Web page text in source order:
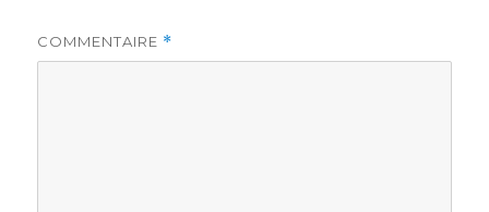
COMMENTAIRE *